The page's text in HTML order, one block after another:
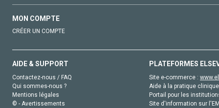
MON COMPTE
CRÉER UN COMPTE
AIDE & SUPPORT
Contactez-nous / FAQ
Qui sommes-nous ?
Mentions légales
© - Avertissements
PLATEFORMES
Site e-commerce :
Aide à la pratique
Portail pour les
Site d'information sur